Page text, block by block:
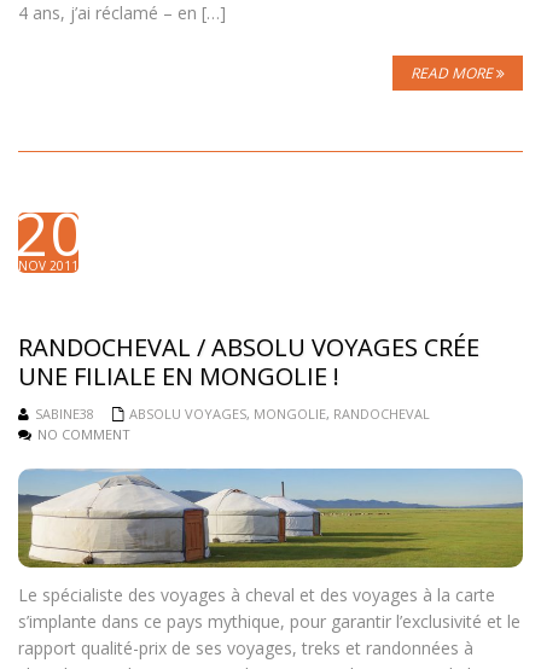
4 ans, j’ai réclamé – en […]
READ MORE
20
NOV 2011
RANDOCHEVAL / ABSOLU VOYAGES CRÉE
UNE FILIALE EN MONGOLIE !
SABINE38 ABSOLU VOYAGES, MONGOLIE, RANDOCHEVAL
NO COMMENT
Le spécialiste des voyages à cheval et des voyages à la carte
s’implante dans ce pays mythique, pour garantir l’exclusivité et le
rapport qualité-prix de ses voyages, treks et randonnées à